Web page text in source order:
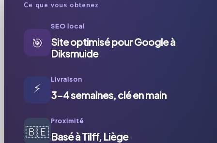
Ce que vous obtenez
🎯
SEO local
Site optimisé pour Google à
Diksmuide
⚡
Livraison
3-4 semaines, clé en main
🇧🇪
Proximité
Basé à Tilff, Liège